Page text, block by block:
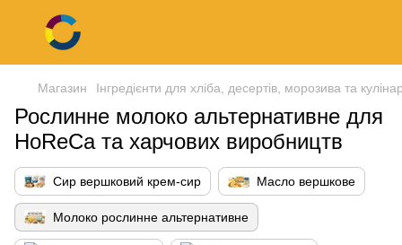
Магазин Інгредієнти для хліба, десертів, морозива та
Рослинне молоко альтернативне для
HoReCa та харчових виробництв
Сир вершковий крем-сир Масло вершкове
Молоко рослинне альтернативне